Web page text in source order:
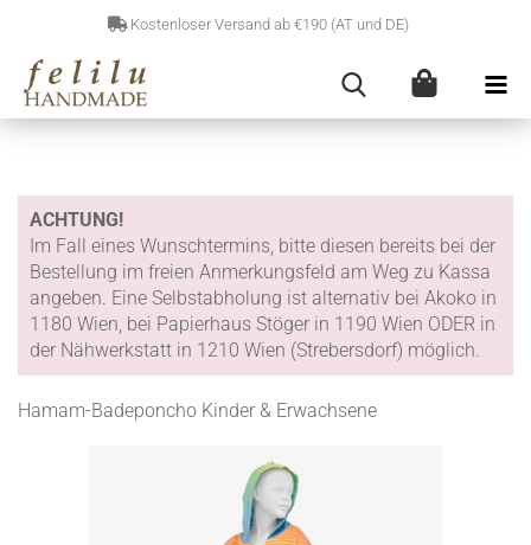
Kostenloser Versand ab €190 (AT und DE)
ACHTUNG!
Im Fall eines Wunschtermins, bitte diesen bereits bei der
Bestellung im freien Anmerkungsfeld am Weg zu Kassa
angeben. Eine Selbstabholung ist alternativ bei Akoko in
1180 Wien, bei Papierhaus Stöger in 1190 Wien ODER in
der Nähwerkstatt in 1210 Wien (Strebersdorf) möglich.
Hamam-Badeponcho Kinder & Erwachsene